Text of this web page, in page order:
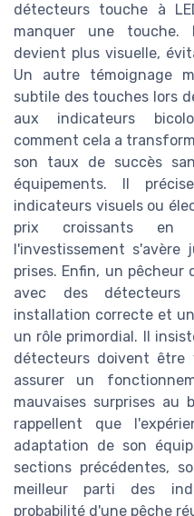
détecteurs touche à
manquer une touche.
devient plus visuelle,
Un autre témoignage
subtile des touches lors
aux indicateurs
comment cela a
son taux de succès
équipements. Il
indicateurs visuels ou
prix croissants en
l'investissement s'avère
prises. Enfin, un pêcheur
avec des
installation correcte et
un rôle primordial. Il
détecteurs doivent être
assurer un
mauvaises surprises au
rappellent que
adaptation de son
sections précédentes,
meilleur parti des
probabilité d'une pêche